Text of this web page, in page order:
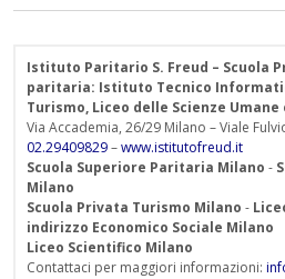
Istituto Paritario S. Freud – Scuola
paritaria: Istituto Tecnico
Turismo, Liceo delle Scienze
Via Accademia, 26/29 Milano – Viale
02.29409829–www.istitutofreud.it
Scuola Superiore Paritaria Milano -
Milano
Scuola Privata Turismo Milano -
indirizzo Economico Sociale Milano
Liceo Scientifico Milano
Contattaci per maggiori informazioni: